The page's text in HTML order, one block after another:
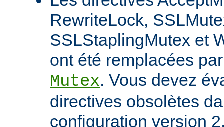
RewriteLock,
SSLStaplingMutex et
ont été remplacées
Mutex. Vous devez
directives obsolètes
configuration version